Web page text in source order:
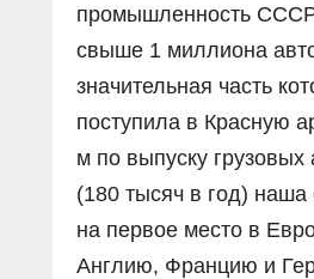
промышленность
свыше 1 миллиона
значительная часть
поступила в Красную
м по выпуску грузовых
(180 тысяч в год)
на первое место в
Англию, Францию и